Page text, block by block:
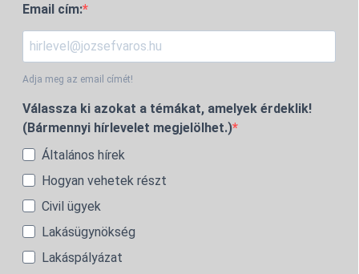
Email cím:
Adja meg az email címét!
Válassza ki azokat a témákat, amelyek érdeklik!
(Bármennyi hírlevelet megjelölhet.)
Általános hírek
Hogyan vehetek részt
Civil ügyek
Lakásügynökség
Lakáspályázat